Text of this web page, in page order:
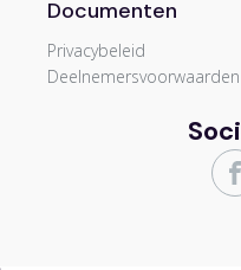
Documenten
Privacybeleid
Deelnemersvoorwaarden